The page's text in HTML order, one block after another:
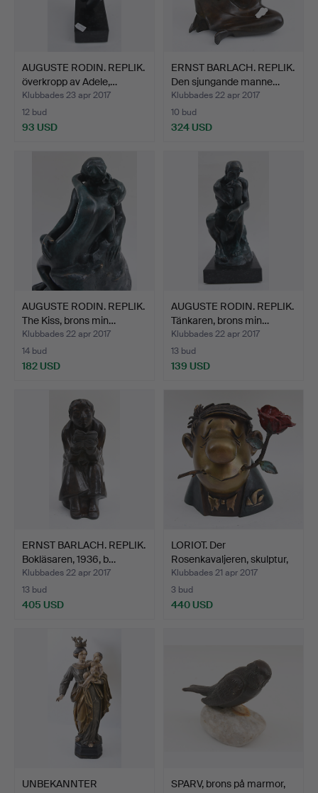
AUGUSTE RODIN. REPLIK.
överkropp av Adele,…
Klubbades 23 apr 2017
12 bud
93 USD
ERNST BARLACH. REPLIK.
Den sjungande manne…
Klubbades 22 apr 2017
10 bud
324 USD
AUGUSTE RODIN. REPLIK.
The Kiss, brons min…
Klubbades 22 apr 2017
14 bud
182 USD
AUGUSTE RODIN. REPLIK.
Tänkaren, brons min…
Klubbades 22 apr 2017
13 bud
139 USD
ERNST BARLACH. REPLIK.
Bokläsaren, 1936, b…
Klubbades 22 apr 2017
13 bud
405 USD
LORIOT. Der
Rosenkavaljeren, skulptur,
bro…
Klubbades 21 apr 2017
3 bud
440 USD
UNBEKANNTER
SPARV, brons på marmor,